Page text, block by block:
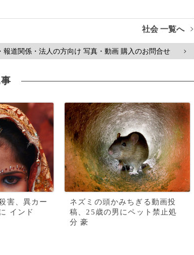
社会 一覧へ >
報道関係・法人の方向け 写真・動画 購入のお問合せ >
害、異カー
インド
ネズミの頭かみちぎる動画投
稿、25歳の男にペット禁止処
分 豪